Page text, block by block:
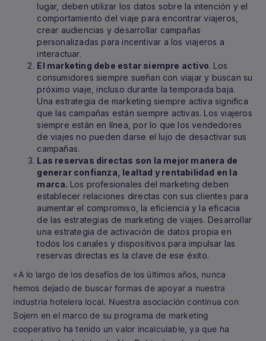
lugar, deben utilizar los datos sobre la intención y el
comportamiento del viaje para encontrar viajeros,
crear audiencias y desarrollar campañas
personalizadas para incentivar a los viajeros a
interactuar.
El marketing debe estar siempre activo. Los
consumidores siempre sueñan con viajar y buscan su
próximo viaje, incluso durante la temporada baja.
Una estrategia de marketing siempre activa significa
que las campañas están siempre activas. Los viajeros
siempre están en línea, por lo que los vendedores
de viajes no pueden darse el lujo de desactivar sus
campañas.
Las reservas directas son la mejor manera de
generar confianza, lealtad y rentabilidad en la
marca. Los profesionales del marketing deben
establecer relaciones directas con sus clientes para
aumentar el compromiso, la eficiencia y la eficacia
de las estrategias de marketing de viajes. Desarrollar
una estrategia de activación de datos propia en
todos los canales y dispositivos para impulsar las
reservas directas es la clave de ese éxito.
«A lo largo de los desafíos de los últimos años, nunca
hemos dejado de buscar formas de apoyar a nuestra
industria hotelera local. Nuestra asociación continua con
Sojern en el marco de su programa de marketing
cooperativo ha tenido un valor incalculable, ya que ha